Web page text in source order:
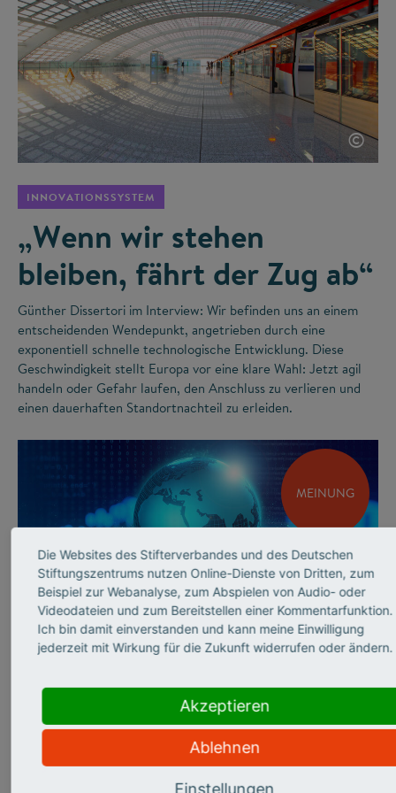
©
INNOVATIONSSYSTEM
„Wenn wir stehen
bleiben, fährt der Zug ab“
Günther Dissertori im Interview: Wir befinden uns an einem
entscheidenden Wendepunkt, angetrieben durch eine
exponentiell schnelle technologische Entwicklung. Diese
Geschwindigkeit stellt Europa vor eine klare Wahl: Jetzt agil
handeln oder Gefahr laufen, den Anschluss zu verlieren und
einen dauerhaften Standortnachteil zu erleiden.
MEINUNG
©
Andrea Frank über
sicherheits­relevante
Die Websites des Stifterverbandes und des Deutschen
Stiftungszentrums nutzen Online-Dienste von Dritten, zum
Beispiel zur Webanalyse, zum Abspielen von Audio- oder
Videodateien und zum Bereitstellen einer Kommentarfunktion.
Ich bin damit einverstanden und kann meine Einwilligung
jederzeit mit Wirkung für die Zukunft widerrufen oder ändern.
Akzeptieren
Ablehnen
Einstellungen